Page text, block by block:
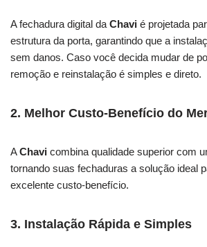
A fechadura digital da Chavi é projetada
estrutura da porta, garantindo que a
sem danos. Caso você decida mudar de
remoção e reinstalação é simples e direto.
2. Melhor Custo-Benefício do
AChavi combina qualidade superior com
tornando suas fechaduras a solução ideal
excelente custo-benefício.
3. Instalação Rápida e Simples